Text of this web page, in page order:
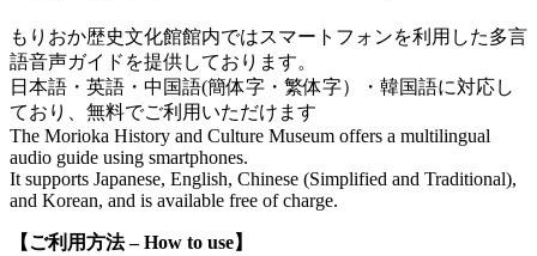
もりおか歴史文化館館内ではスマートフォンを利用した多言
語音声ガイドを提供しております。
日本語・英語・中国語(簡体字・繁体字）・韓国語に対応し
ており、無料でご利用いただけます
The Morioka History and Culture Museum offers a multilingual
audio guide using smartphones.
It supports Japanese, English, Chinese (Simplified and Traditional),
and Korean, and is available free of charge.
【ご利用方法 – How to use】